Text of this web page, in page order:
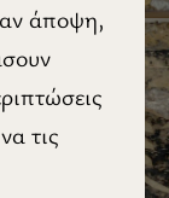
άποψη,
τις